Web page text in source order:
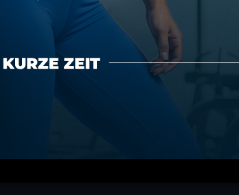
Über MAP Sports Club
Kontakt